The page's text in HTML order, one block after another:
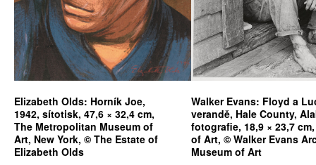
Elizabeth Olds: Horník Joe,
1942, sítotisk, 47,6 × 32,4 cm,
The Metropolitan Museum of
Art, New York, © The Estate of
Elizabeth Olds
Walker Evans: Floyd a
verandě, Hale County,
fotografie, 18,9 × 23,7
of Art, © Walker Evans
Museum of Art